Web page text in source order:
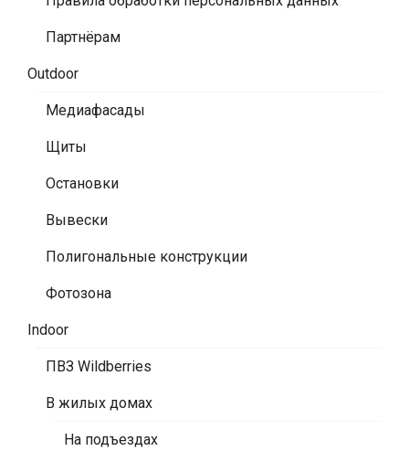
Партнёрам
Outdoor
Медиафасады
Щиты
Остановки
Вывески
Полигональные конструкции
Фотозона
Indoor
ПВЗ Wildberries
В жилых домах
На подъездах